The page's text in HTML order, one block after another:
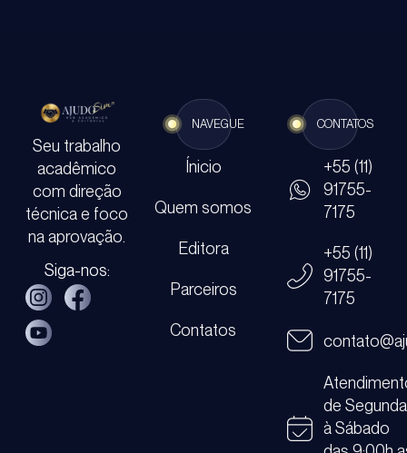
Seu trabalho
acadêmico
com direção
técnica e foco
na aprovação.
Siga-nos:
NAVEGUE
Ínicio
Quem somos
Editora
Parceiros
Contatos
CONTATOS
+55 (11)
91755-
7175
+55 (11)
91755-
7175
de Segunda
à Sábado